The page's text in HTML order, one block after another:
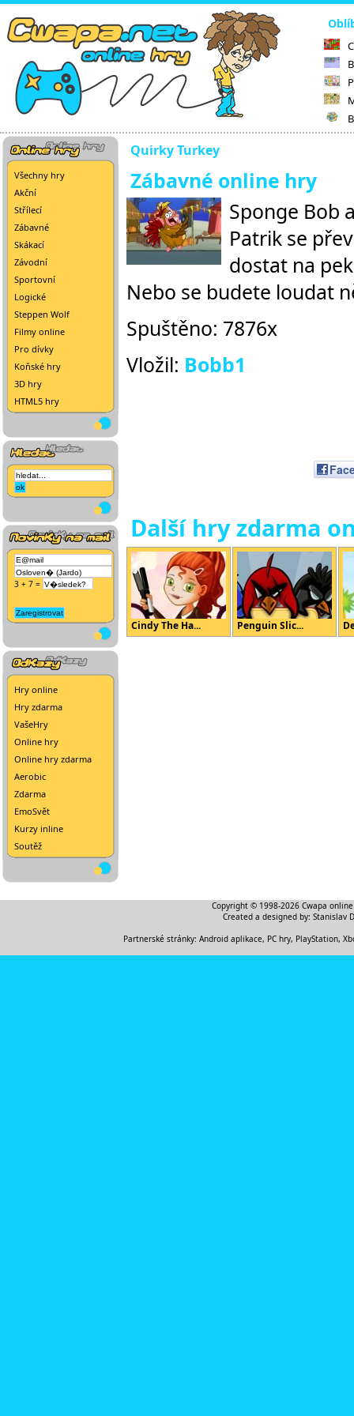
Všechny hry
Akční
Střílecí
Zábavné
Skákací
Závodní
Sportovní
Logické
Steppen Wolf
Filmy online
Pro dívky
Koňské hry
3D hry
HTML5 hry
3 + 7 =
Hry online
Hry zdarma
VašeHry
Online hry
Online hry zdarma
Aerobic
Zdarma
EmoSvět
Kurzy inline
Soutěž
Quirky Turkey
Zábavné online hry
Sponge Bob
Patrik se
dostat na
Nebo se budete loudat
Spuštěno: 7876x
Vložil: Bobb1
Další hry zdarma
Cindy The Ha... Penguin Slic...
Copyright © 1998-2026 Cwapa
Created a designed by: Stanislav
Partnerské stránky: Android aplikace, PC hry, PlayStation,